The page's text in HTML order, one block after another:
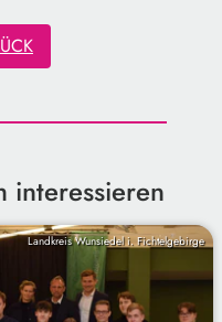
interessieren
Landkreis Wunsiedel i. Fichtelgebirge